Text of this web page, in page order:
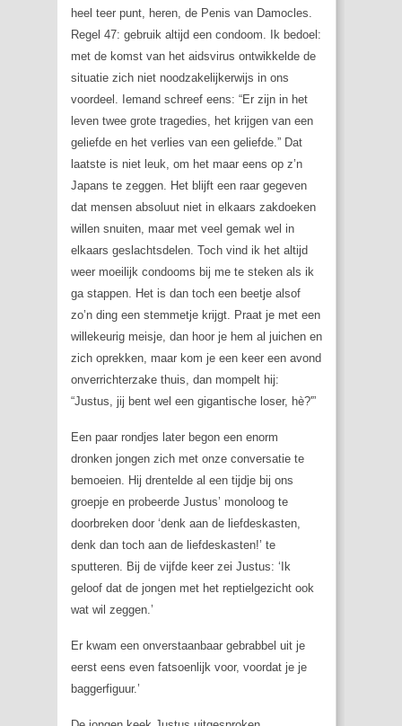
heel teer punt, heren, de Penis van Damocles.
Regel 47: gebruik altijd een condoom. Ik bedoel:
met de komst van het aidsvirus ontwikkelde de
situatie zich niet noodzakelijkerwijs in ons
voordeel. Iemand schreef eens: “Er zijn in het
leven twee grote tragedies, het krijgen van een
geliefde en het verlies van een geliefde.” Dat
laatste is niet leuk, om het maar eens op z’n
Japans te zeggen. Het blijft een raar gegeven
dat mensen absoluut niet in elkaars zakdoeken
willen snuiten, maar met veel gemak wel in
elkaars geslachtsdelen. Toch vind ik het altijd
weer moeilijk condooms bij me te steken als ik
ga stappen. Het is dan toch een beetje alsof
zo’n ding een stemmetje krijgt. Praat je met een
willekeurig meisje, dan hoor je hem al juichen en
zich oprekken, maar kom je een keer een avond
onverrichterzake thuis, dan mompelt hij:
“Justus, jij bent wel een gigantische loser, hè?'”
Een paar rondjes later begon een enorm
dronken jongen zich met onze conversatie te
bemoeien. Hij drentelde al een tijdje bij ons
groepje en probeerde Justus’ monoloog te
doorbreken door ‘denk aan de liefdeskasten,
denk dan toch aan de liefdeskasten!’ te
sputteren. Bij de vijfde keer zei Justus: ‘Ik
geloof dat de jongen met het reptielgezicht ook
wat wil zeggen.’
Er kwam een onverstaanbaar gebrabbel uit je
eerst eens even fatsoenlijk voor, voordat je je
baggerfiguur.’